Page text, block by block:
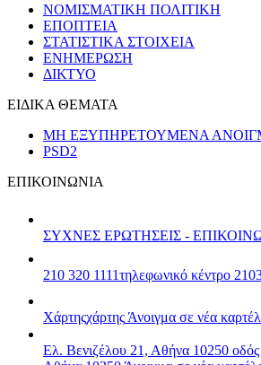
ΝΟΜΙΣΜΑΤΙΚΗ ΠΟΛΙΤΙΚΗ
ΕΠΟΠΤΕΙΑ
ΣΤΑΤΙΣΤΙΚΑ ΣΤΟΙΧΕΙΑ
ΕΝΗΜΕΡΩΣΗ
ΔΙΚΤΥΟ
ΕΙΔΙΚΑ ΘΕΜΑΤΑ
ΜΗ ΕΞΥΠΗΡΕΤΟΥΜΕΝΑ
PSD2
ΕΠΙΚΟΙΝΩΝΙΑ
ΣΥΧΝΕΣ ΕΡΩΤΗΣΕΙΣ -
210 320 1111τηλεφωνικό κέντρο
Χάρτηςχάρτης Άνοιγμα σε νέα
Ελ. Βενιζέλου 21, Αθήνα 10250